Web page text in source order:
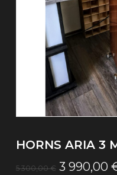
HORNS ARIA 3
5 300,00€ Le
3 990,00